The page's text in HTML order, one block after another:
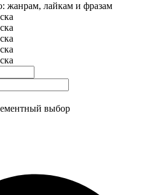
жанрам, лайкам и фразам
выбор